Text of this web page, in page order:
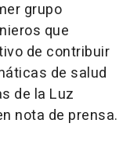
grupo
que
de contribuir
de salud
de la Luz
nota de prensa.